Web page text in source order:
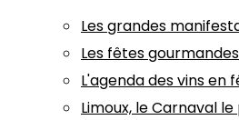
Les grandes
Les fêtes
L'agenda des vins en
Limoux, le Carnaval